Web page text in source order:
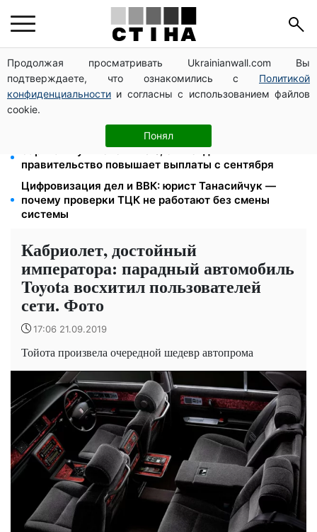
Продолжая просматривать Ukrainianwall.com Вы
подтверждаете, что ознакомились с Политикой
конфиденциальности и согласны с использованием файлов
cookie.
Понял
26 000 подписей — Зеленский поручил СНБО
лишать водителей прав за систематические
нарушения
Пенсия для III группы инвалидности с 1 сентября: от
2595 до 10 625 грн — кто сколько получит
Зарплаты учителей +20%, стипендии ×2:
правительство повышает выплаты с сентября
Цифровизация дел и ВВК: юрист Танасийчук —
почему проверки ТЦК не работают без смены
системы
Кабриолет, достойный
императора: парадный автомобиль
Toyota восхитил пользователей
сети. Фото
17:06 21.09.2019
Тойота произвела очередной шедевр автопрома